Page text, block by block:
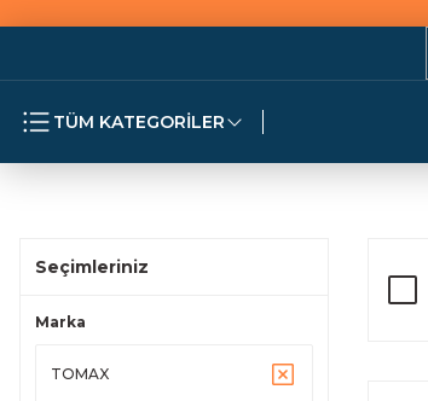
TÜM KATEGORİLER
Seçimleriniz
Marka
TOMAX